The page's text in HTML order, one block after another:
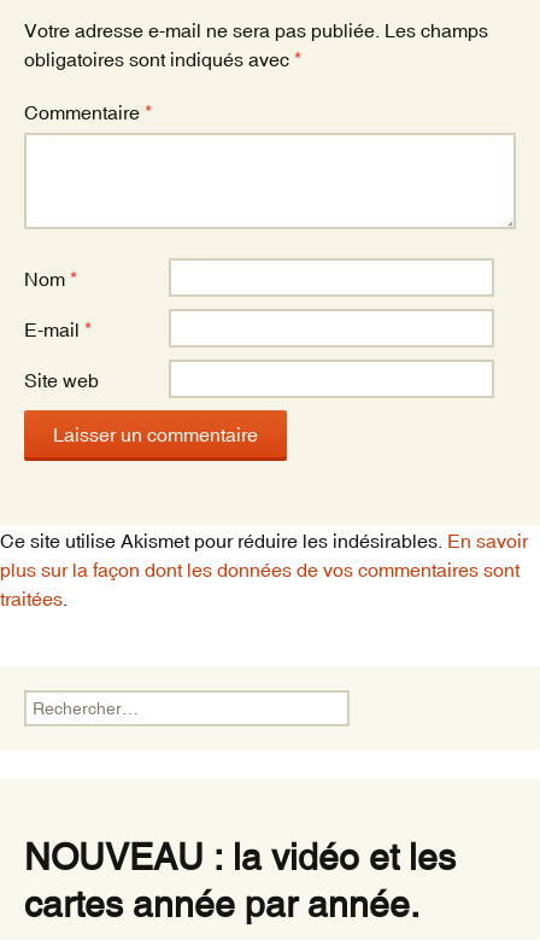
k
Votre adresse e-mail ne sera pas publiée. Les champs
obligatoires sont indiqués avec *
Commentaire *
Nom *
E-mail *
Site web
Ce site utilise Akismet pour réduire les indésirables. En savoir
plus sur la façon dont les données de vos commentaires sont
traitées
Rechercher :
NOUVEAU : la vidéo et les
cartes année par année.